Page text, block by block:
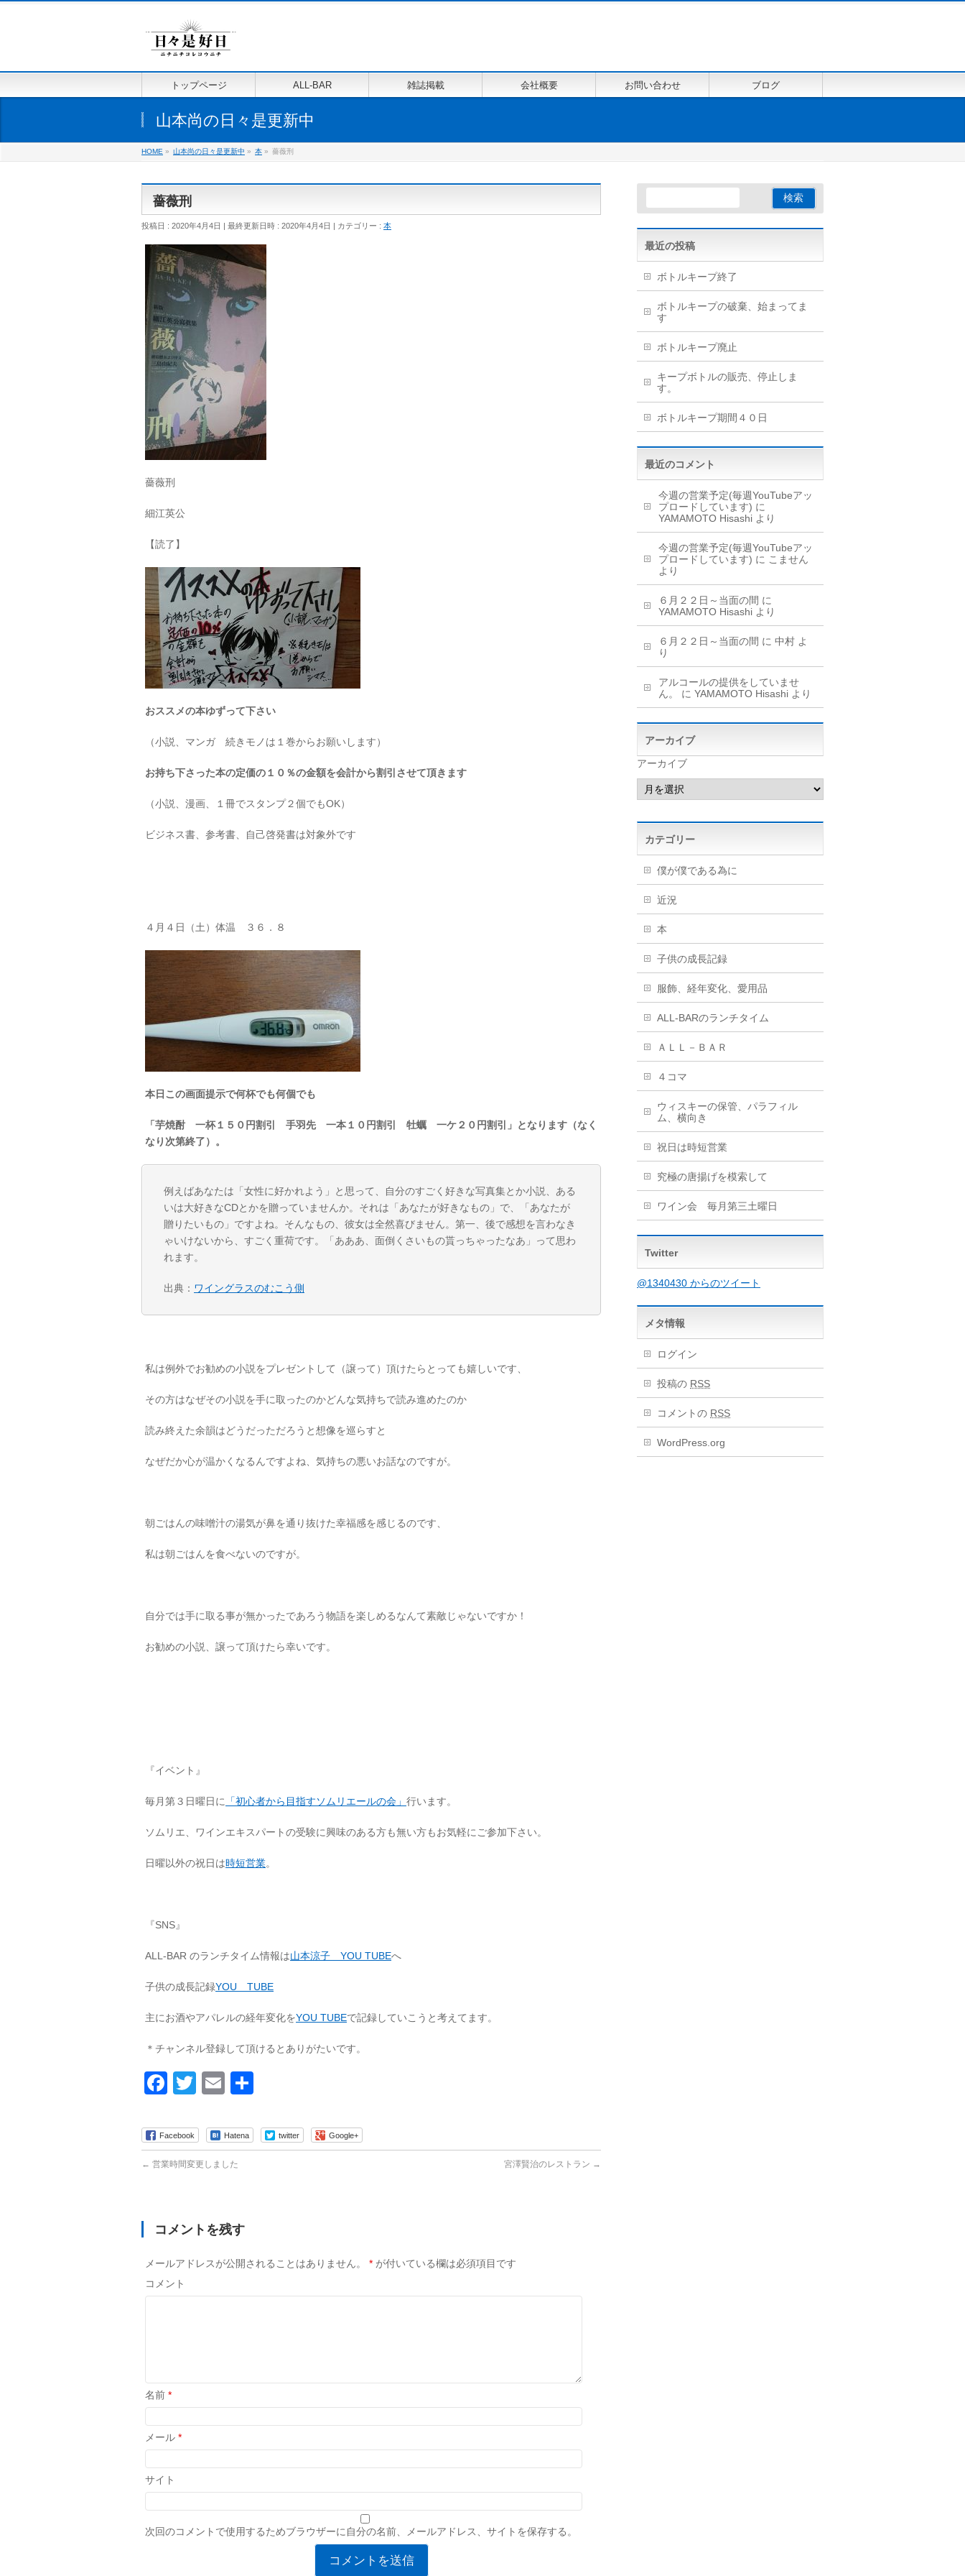
トップページ ALL-BAR 雑誌掲載 会社概要 お問い合わせ ブログ
山本尚の日々是更新中
HOME » 山本尚の日々是更新中 » 本 » 薔薇刑
薔薇刑
投稿日 : 2020年4月4日 最終更新日時 : 2020年4月4日 カテゴリー : 本
薔薇刑
細江英公
【読了】
おススメの本ゆずって下さい
（小説、マンガ 続きモノは１巻からお願いします）
お持ち下さった本の定価の１０％の金額を会計から割引させて頂きます
（小説、漫画、１冊でスタンプ２個でもOK）
ビジネス書、参考書、自己啓発書は対象外です
４月４日（土）体温 ３６．８
本日この画面提示で何杯でも何個でも
「芋焼酎 一杯１５０円割引 手羽先 一本１０円割引 牡蠣 一ケ２０円割引」となります（なく
なり次第終了）。
例えばあなたは「女性に好かれよう」と思って、自分のすごく好きな写真集とか小説、ある
いは大好きなCDとかを贈っていませんか。それは「あなたが好きなもの」で、「あなたが
贈りたいもの」ですよね。そんなもの、彼女は全然喜びません。第一、後で感想を言わなき
ゃいけないから、すごく重荷です。「あああ、面倒くさいもの貰っちゃったなあ」って思わ
れます。
出典： ワイングラスのむこう側
私は例外でお勧めの小説をプレゼントして（譲って）頂けたらとっても嬉しいです、
その方はなぜその小説を手に取ったのかどんな気持ちで読み進めたのか
読み終えた余韻はどうだっただろうと想像を巡らすと
なぜだか心が温かくなるんですよね、気持ちの悪いお話なのですが。
朝ごはんの味噌汁の湯気が鼻を通り抜けた幸福感を感じるのです、
私は朝ごはんを食べないのですが。
自分では手に取る事が無かったであろう物語を楽しめるなんて素敵じゃないですか！
お勧めの小説、譲って頂けたら幸いです。
『イベント』
毎月第３日曜日に 「初心者から目指すソムリエールの会」 行います。
ソムリエ、ワインエキスパートの受験に興味のある方も無い方もお気軽にご参加下さい。
日曜以外の祝日は時短営業。
『SNS』
ALL-BAR のランチタイム情報は山本涼子 YOU TUBEへ
子供の成長記録YOU TUBE
主にお酒やアパレルの経年変化をYOU TUBEで記録していこうと考えてます。
＊チャンネル登録して頂けるとありがたいです。
Facebook
TwitterEmail
Facebook Hatena twitter Google+
← 営業時間変更しました 宮澤賢治のレストラン →
コメントを残す
メールアドレスが公開されることはありません。 * が付いている欄は必須項目です
コメント
名前 *
メール *
サイト
次回のコメントで使用するためブラウザーに自分の名前、メールアドレス、サイトを保存する。
最近の投稿
ボトルキープ終了
ボトルキープの破棄、始まってま
す
ボトルキープ廃止
キープボトルの販売、停止しま
す。
ボトルキープ期間４０日
最近のコメント
今週の営業予定(毎週YouTubeアッ
プロードしています) に
YAMAMOTO Hisashi より
今週の営業予定(毎週YouTubeアッ
プロードしています) に こません
より
６月２２日～当面の間 に
YAMAMOTO Hisashi より
６月２２日～当面の間 に 中村 よ
り
アルコールの提供をしていませ
ん。
に YAMAMOTO Hisashi より
アーカイブ
アーカイブ
カテゴリー
僕が僕である為に
近況
本
子供の成長記録
服飾、経年変化、愛用品
ALL-BARのランチタイム
ＡＬＬ－ＢＡＲ
４コマ
ウィスキーの保管、パラフィル
ム、横向き
祝日は時短営業
究極の唐揚げを模索して
ワイン会 毎月第三土曜日
Twitter
@1340430 からのツイート
メタ情報
ログイン
投稿の RSS
コメントの RSS
WordPress.org